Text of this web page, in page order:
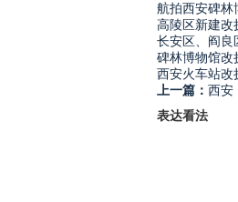
航拍西安碑林
高陵区新建改
长安区、阎良
碑林博物馆改
西安火车站改
上一篇： 西安
表达看法